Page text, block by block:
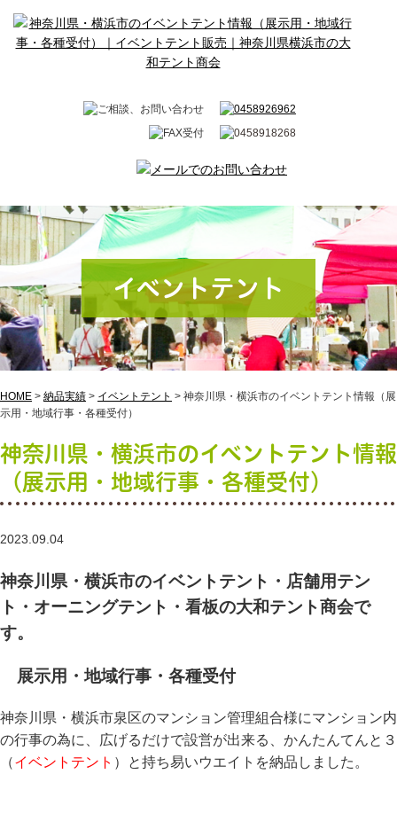
イベントテント
HOME > 納品実績 > イベントテント > 神奈川県・横浜市のイベントテント情報（展
示用・地域行事・各種受付）
神奈川県・横浜市のイベントテント情報
（展示用・地域行事・各種受付）
2023.09.04
神奈川県・横浜市のイベントテント・店舗用テン
ト・オーニングテント・看板の大和テント商会で
す。
展示用・地域行事・各種受付
神奈川県・横浜市泉区のマンション管理組合様にマンション内
の行事の為に、広げるだけで設営が出来る、かんたんてんと３
（イベントテント ）と持ち易いウエイトを納品しました。